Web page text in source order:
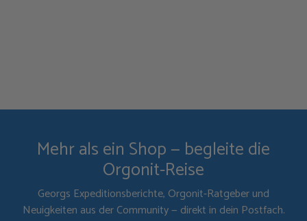
Mehr als ein Shop — begleite die
Orgonit-Reise
Georgs Expeditionsberichte, Orgonit-Ratgeber und
Neuigkeiten aus der Community — direkt in dein Postfach.